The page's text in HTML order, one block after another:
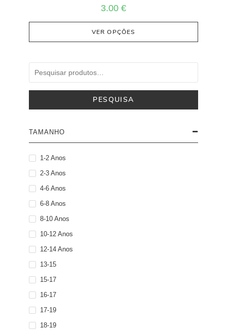
3.00 €
VER OPÇÕES
PESQUISA
TAMANHO
1-2 Anos
2-3 Anos
4-6 Anos
6-8 Anos
8-10 Anos
10-12 Anos
12-14 Anos
13-15
15-17
16-17
17-19
18-19